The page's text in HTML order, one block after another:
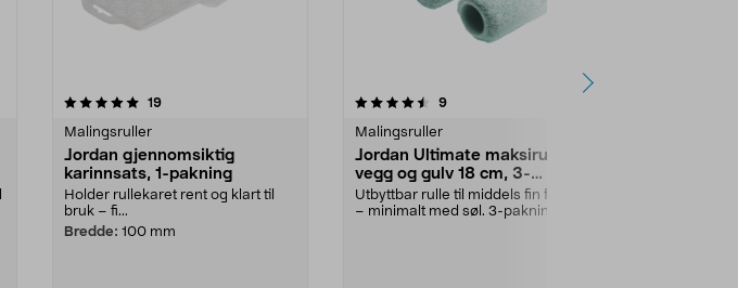
19anmeldelser
Malingsruller
Jordan gjennomsiktig
karinnsats, 1-pakning
Holder rullekaret rent og klart til
bruk – fi...
Bredde: 100 mm
4.5 av 5 stjerner 9anmeldelser
Malingsruller
Jordan Ultimate maksirulle til
vegg og gulv 18 cm, 3-
pakning
Utbyttbar rulle til middels fin finish
– minimalt med søl. 3-pakning.
4.5 av 5 stjerner